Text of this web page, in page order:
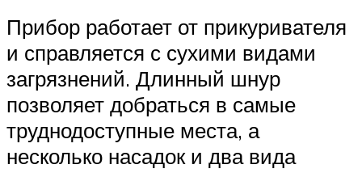
Прибор работает от прикуривателя
и справляется с сухими видами
загрязнений. Длинный шнур
позволяет добраться в самые
труднодоступные места, а
несколько насадок и два вида